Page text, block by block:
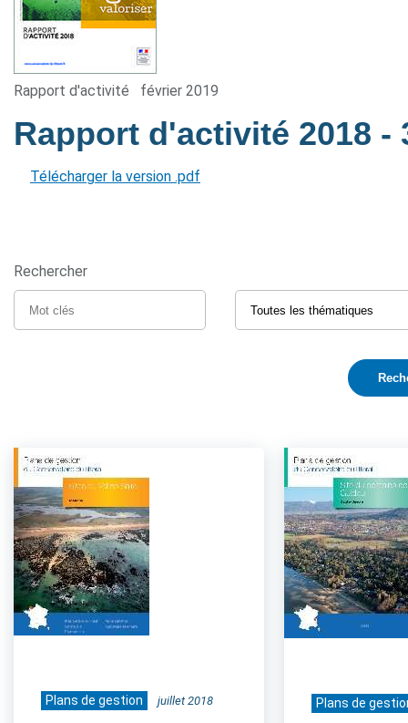
Rapport d'activité février 2019
Rapport d'activité 2018 -
Télécharger la version .pdf
Rechercher
Plans de gestion juillet 2018 Plans de